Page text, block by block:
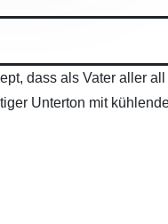
dass als Vater aller
Unterton mit